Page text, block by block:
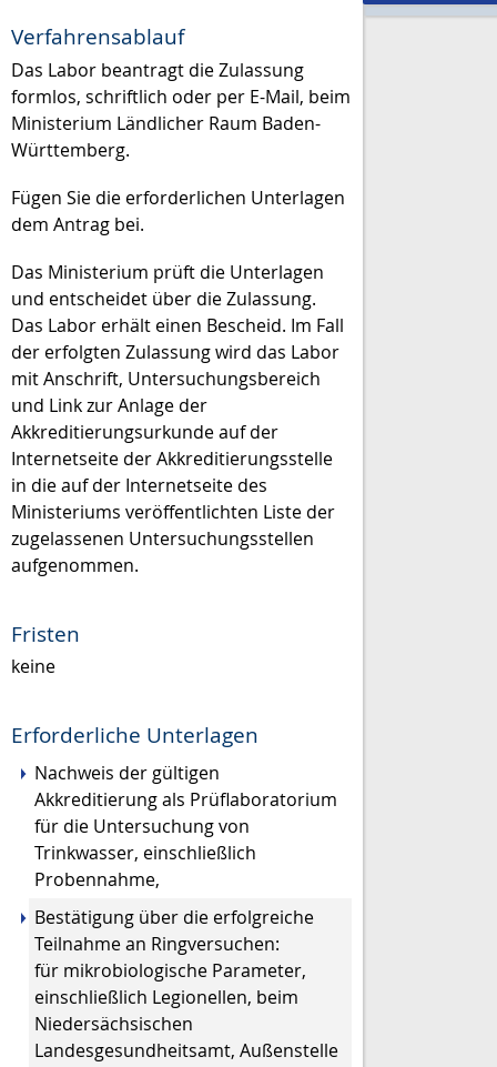
Verfahrensablauf
Das Labor beantragt die Zulassung
formlos, schriftlich oder per E-Mail, beim
Ministerium Ländlicher Raum Baden-
Württemberg.
Fügen Sie die erforderlichen Unterlagen
dem Antrag bei.
Das Ministerium prüft die Unterlagen
und entscheidet über die Zulassung.
Das Labor erhält einen Bescheid. Im Fall
der erfolgten Zulassung wird das Labor
mit Anschrift, Untersuchungsbereich
und Link zur Anlage der
Akkreditierungsurkunde auf der
Internetseite der Akkreditierungsstelle
in die auf der Internetseite des
Ministeriums veröffentlichten Liste der
zugelassenen Untersuchungsstellen
aufgenommen.
Fristen
keine
Erforderliche Unterlagen
Nachweis der gültigen
Akkreditierung als Prüflaboratorium
für die Untersuchung von
Trinkwasser, einschließlich
Probennahme,
Bestätigung über die erfolgreiche
Teilnahme an Ringversuchen:
für mikrobiologische Parameter,
einschließlich Legionellen, beim
Niedersächsischen
Landesgesundheitsamt, Außenstelle